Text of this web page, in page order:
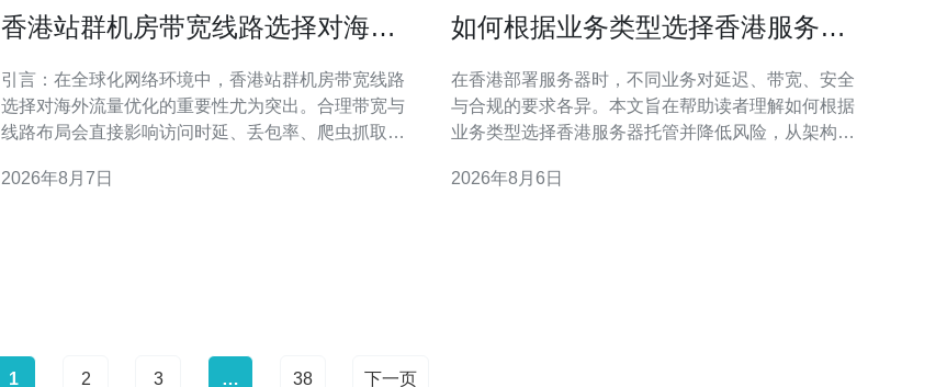
香港站群机房带宽线路选择对海外
引言：在全球化网络环境中，香港站群机房带宽线路
选择对海外流量优化的重要性尤为突出。合理带宽与
线路布局会直接影响访问时延、丢包率、爬虫抓取效
质量、路由策略与合规要求展开，提供可执行的优化
2026年8月7日
如何根据业务类型选择香港服务器
在香港部署服务器时，不同业务对延迟、带宽、安全
与合规的要求各异。本文旨在帮助读者理解如何根据
业务类型选择香港服务器托管并降低风险，从架构、
与需求分类概述 先把业务按特性分组：电商、金融支
2026年8月6日
1 2 3 … 38 下一页